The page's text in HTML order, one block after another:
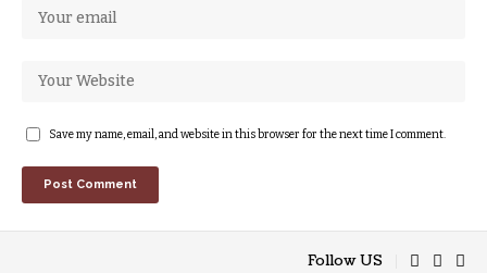
Save my name, email, and website in this browser for the next time I comment.
Follow US